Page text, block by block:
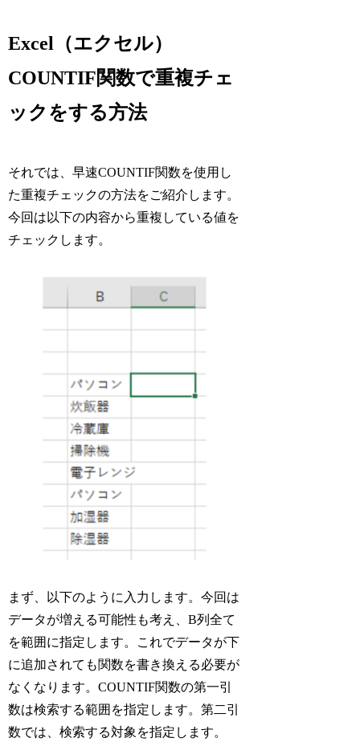
Excel（エクセル）
COUNTIF関数で重複チェ
ックをする方法
それでは、早速COUNTIF関数を使用し
た重複チェックの方法をご紹介します。
今回は以下の内容から重複している値を
チェックします。
まず、以下のように入力します。今回は
データが増える可能性も考え、B列全て
を範囲に指定します。これでデータが下
に追加されても関数を書き換える必要が
なくなります。COUNTIF関数の第一引
数は検索する範囲を指定します。第二引
数では、検索する対象を指定します。